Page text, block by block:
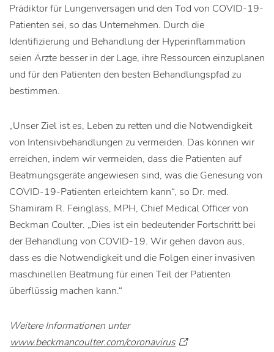
Prädiktor für Lungenversagen und den Tod von COVID-19-
Patienten sei, so das Unternehmen. Durch die
Identifizierung und Behandlung der Hyperinflammation
seien Ärzte besser in der Lage, ihre Ressourcen einzuplanen
und für den Patienten den besten Behandlungspfad zu
bestimmen.
„Unser Ziel ist es, Leben zu retten und die Notwendigkeit
von Intensivbehandlungen zu vermeiden. Das können wir
erreichen, indem wir vermeiden, dass die Patienten auf
Beatmungsgeräte angewiesen sind, was die Genesung von
COVID-19-Patienten erleichtern kann“, so Dr. med.
Shamiram R. Feinglass, MPH, Chief Medical Officer von
Beckman Coulter. „Dies ist ein bedeutender Fortschritt bei
der Behandlung von COVID-19. Wir gehen davon aus,
dass es die Notwendigkeit und die Folgen einer invasiven
maschinellen Beatmung für einen Teil der Patienten
überflüssig machen kann.“
Weitere Informationen unter
www.beckmancoulter.com/coronavirus